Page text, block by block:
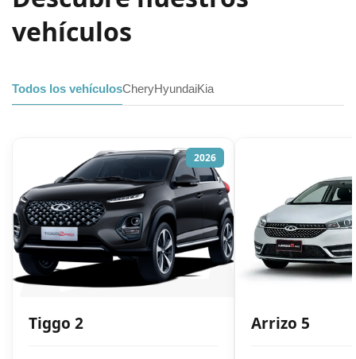
vehículos
Todos los vehículosCheryHyundaiKia
2026
Tiggo 2 Arrizo 5